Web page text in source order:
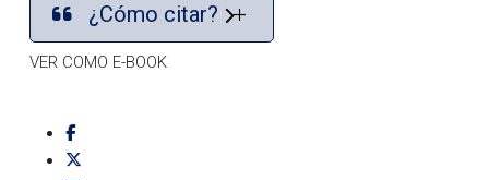
¿Cómo citar?
VER COMO E-BOOK